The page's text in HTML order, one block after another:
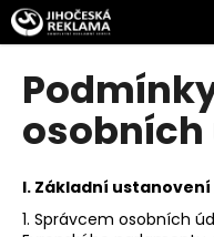
Přejít
na
obsah
I. Základní ustanovení
1. Správcem osobních
K
o
C
o
p
o